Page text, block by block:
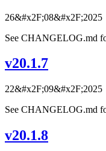
26&#x2F;08&#x2F;2025
See CHANGELOG.md
v20.1.7
22&#x2F;09&#x2F;2025
See CHANGELOG.md
v20.1.8